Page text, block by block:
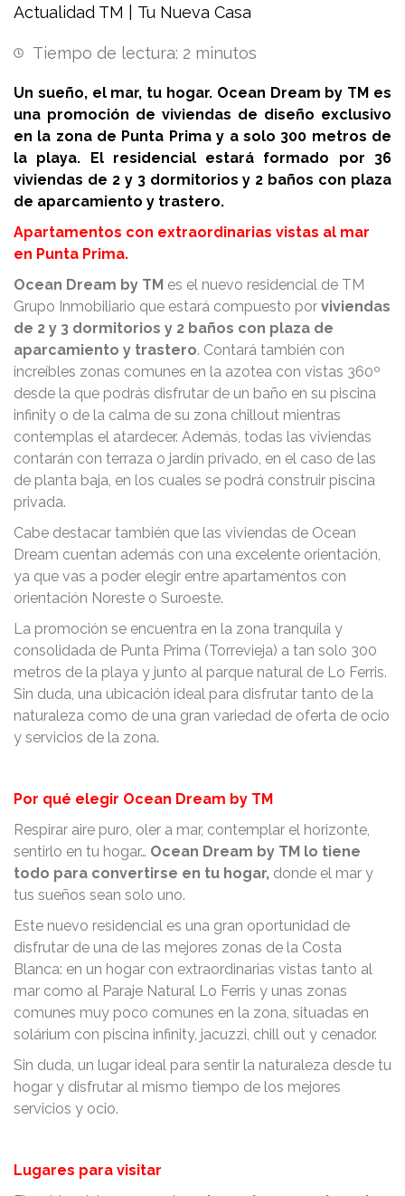
Actualidad TM
Tu Nueva Casa
Tiempo de lectura: 2 minutos
Un sueño, el mar, tu hogar. Ocean Dream by TM es
una promoción de viviendas de diseño exclusivo
en la zona de Punta Prima y a solo 300 metros de
la playa. El residencial estará formado por 36
viviendas de 2 y 3 dormitorios y 2 baños con plaza
de aparcamiento y trastero.
Apartamentos con extraordinarias vistas al mar
en Punta Prima.
Ocean Dream by TM es el nuevo residencial de TM
Grupo Inmobiliario que estará compuesto por viviendas
de 2 y 3 dormitorios y 2 baños con plaza de
aparcamiento y trastero. Contará también con
increíbles zonas comunes en la azotea con vistas 360º
desde la que podrás disfrutar de un baño en su piscina
infinity o de la calma de su zona chillout mientras
contemplas el atardecer. Además, todas las viviendas
contarán con terraza o jardín privado, en el caso de las
de planta baja, en los cuales se podrá construir piscina
privada.
Cabe destacar también que las viviendas de Ocean
Dream cuentan además con una excelente orientación,
ya que vas a poder elegir entre apartamentos con
orientación Noreste o Suroeste.
La promoción se encuentra en la zona tranquila y
consolidada de Punta Prima (Torrevieja) a tan solo 300
metros de la playa y junto al parque natural de Lo Ferris.
Sin duda, una ubicación ideal para disfrutar tanto de la
naturaleza como de una gran variedad de oferta de ocio
y servicios de la zona.
Por qué elegir Ocean Dream by TM
Respirar aire puro, oler a mar, contemplar el horizonte,
sentirlo en tu hogar… Ocean Dream by TM lo tiene
todo para convertirse en tu hogar, donde el mar y
tus sueños sean solo uno.
Este nuevo residencial es una gran oportunidad de
disfrutar de una de las mejores zonas de la Costa
Blanca: en un hogar con extraordinarias vistas tanto al
mar como al Paraje Natural Lo Ferris y unas zonas
comunes muy poco comunes en la zona, situadas en
solárium con piscina infinity, jacuzzi, chill out y cenador.
Sin duda, un lugar ideal para sentir la naturaleza desde tu
hogar y disfrutar al mismo tiempo de los mejores
servicios y ocio.
Lugares para visitar